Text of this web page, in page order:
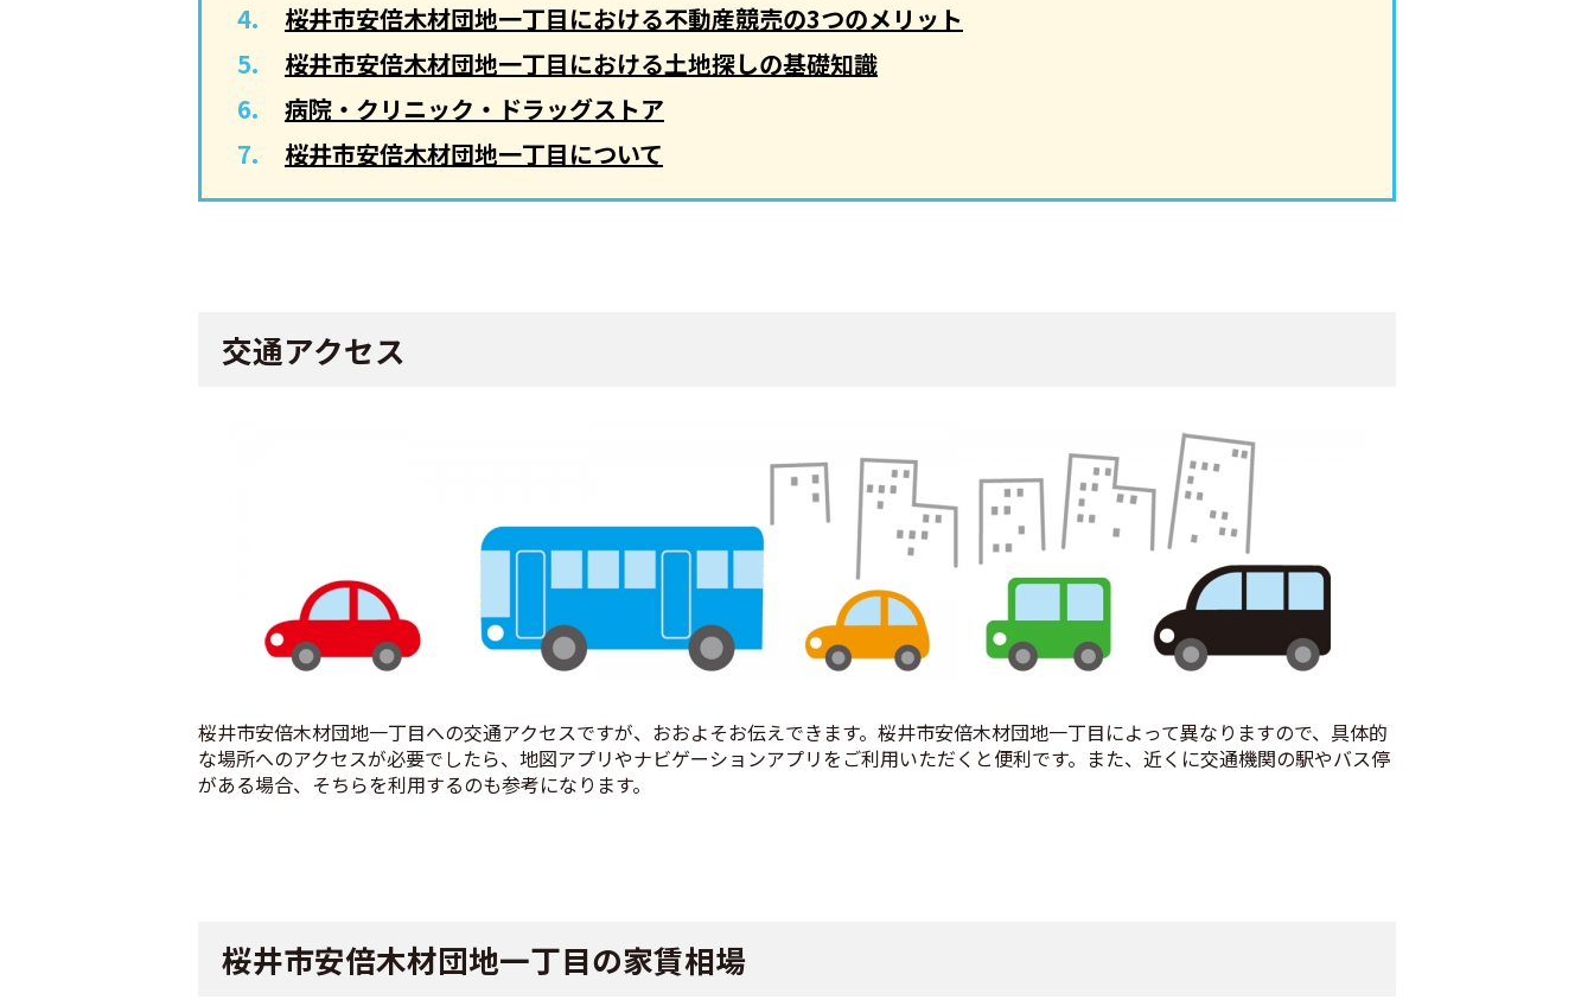
桜井市安倍木材団地一丁目における不動産競売の3つのメリット
桜井市安倍木材団地一丁目における土地探しの基礎知識
病院・クリニック・ドラッグストア
桜井市安倍木材団地一丁目について
交通アクセス
桜井市安倍木材団地一丁目への交通アクセスですが、おおよそお伝えできます。桜井市安倍木材団地一丁目によって異なりますので、具体的
な場所へのアクセスが必要でしたら、地図アプリやナビゲーションアプリをご利用いただくと便利です。また、近くに交通機関の駅やバス停
がある場合、そちらを利用するのも参考になります。
桜井市安倍木材団地一丁目の家賃相場